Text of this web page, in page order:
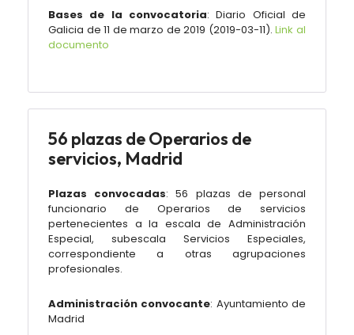
Bases de la convocatoria: Diario Oficial de
Galicia de 11 de marzo de 2019 (2019-03-11).Link al
documento
56 plazas de Operarios de
servicios, Madrid
Plazas convocadas:56 plazas de personal
funcionario de Operarios de servicios
pertenecientes a la escala de Administración
Especial, subescala Servicios Especiales,
correspondiente a otras agrupaciones
profesionales.
Administración convocante: Ayuntamiento de
Madrid